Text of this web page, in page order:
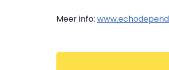
Meer info: